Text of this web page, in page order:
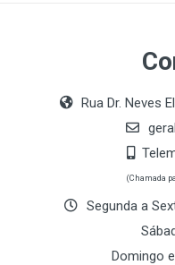
Rua Dr. Neves
(Chamada
Segunda a
Domingo